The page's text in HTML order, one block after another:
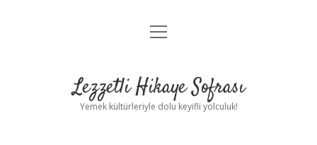
Anasayfa
Yasal Uyarı
menüyü
Lezzetli Hikaye Sofrası
Yemek kültürleriyle dolu keyifli yolculuk!